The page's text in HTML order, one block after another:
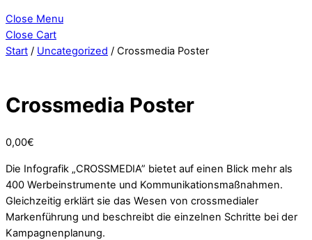
Close Menu
Close Cart
Start / Uncategorized / Crossmedia Poster
Crossmedia Poster
0,00€
Die Infografik „CROSSMEDIA” bietet auf einen Blick mehr als
400 Werbeinstrumente und Kommunikationsmaßnahmen.
Gleichzeitig erklärt sie das Wesen von crossmedialer
Markenführung und beschreibt die einzelnen Schritte bei der
Kampagnenplanung.